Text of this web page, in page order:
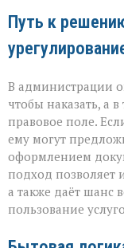
Путь к
В администрации
чтобы наказать, а
правовое поле.
ему могут
оформлением
подход позволяет
а также даёт шанс
пользование